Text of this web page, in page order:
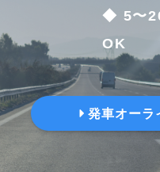
◆ 5〜
OK
発車オーラ